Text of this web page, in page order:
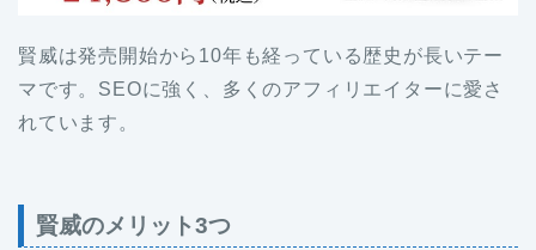
賢威は発売開始から10年も経っている歴史が長いテー
マです。SEOに強く、多くのアフィリエイターに愛さ
れています。
賢威のメリット3つ